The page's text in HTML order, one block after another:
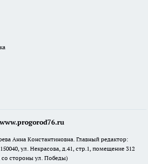
Анна Константиновна. Главный редактор:
ул. Некрасова, д.41, стр.1, помещение 312
стороны ул. Победы)